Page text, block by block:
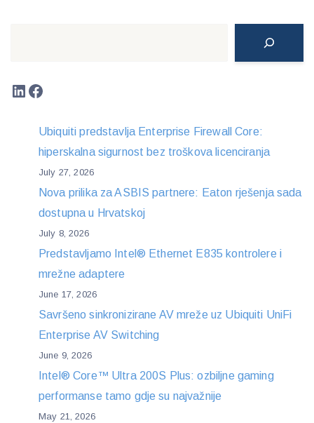
LinkedIn
Facebook
Ubiquiti predstavlja Enterprise Firewall Core:
hiperskalna sigurnost bez troškova licenciranja
July 27, 2026
Nova prilika za ASBIS partnere: Eaton rješenja sada
dostupna u Hrvatskoj
July 8, 2026
Predstavljamo Intel® Ethernet E835 kontrolere i
mrežne adaptere
June 17, 2026
Savršeno sinkronizirane AV mreže uz Ubiquiti UniFi
Enterprise AV Switching
June 9, 2026
Intel® Core™ Ultra 200S Plus: ozbiljne gaming
performanse tamo gdje su najvažnije
May 21, 2026